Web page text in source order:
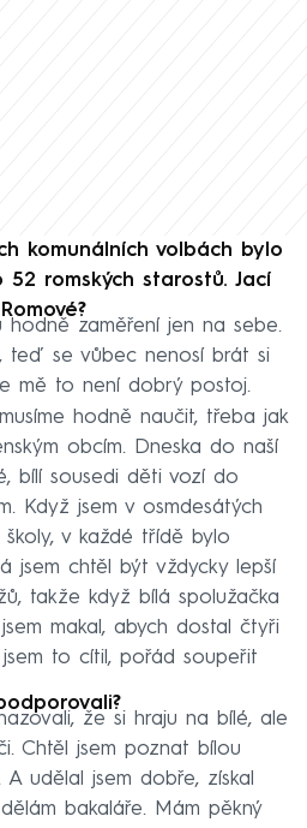
komunálních volbách bylo
52 romských starostů. Jací
hodně zaměření jen na sebe.
teď se vůbec nenosí brát si
mě to není dobrý postoj.
hodně naučit, třeba jak
obcím. Dneska do naší
bílí sousedi děti vozí do
Když jsem v osmdesátých
v každé třídě bylo
jsem chtěl být vždycky lepší
takže když bílá spolužačka
makal, abych dostal čtyři
to cítil, pořád soupeřit
že si hraju na bílé, ale
Chtěl jsem poznat bílou
udělal jsem dobře, získal
bakaláře. Mám pěkný